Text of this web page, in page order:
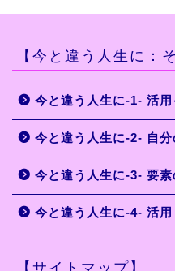
【今と違う人生に：
今と違う人生に-1- 活
今と違う人生に-2- 自分
今と違う人生に-3- 要
今と違う人生に-4- 活用
【サイトマップ】